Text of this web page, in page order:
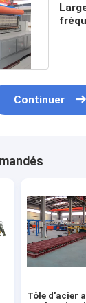
Continuer
Tôle d'acier